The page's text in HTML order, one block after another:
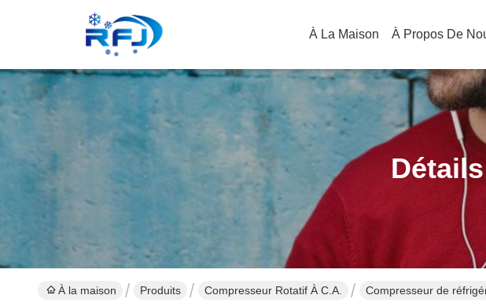
À La Maison À Propos De
À la maison Produits Compresseur Rotatif À C.A. Compresseur de